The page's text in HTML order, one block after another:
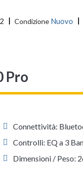
Condizione Nuovo
Pro
Connettività:
Controlli: EQ a 3
Dimensioni / Peso: